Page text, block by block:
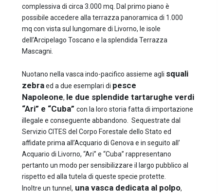
complessiva di circa 3.000 mq. Dal primo piano è
possibile accedere alla terrazza panoramica di 1.000
mq con vista sul lungomare di Livorno, le isole
dell’Arcipelago Toscano e la splendida Terrazza
Mascagni.
Nuotano nella vasca indo-pacifico assieme agli squali
zebraed a due esemplari di pesce
Napoleone, le due splendide tartarughe verdi
“Ari” e “Cuba” con la loro storia fatta di importazione
illegale e conseguente abbandono. Sequestrate dal
Servizio CITES del Corpo Forestale dello Stato ed
affidate prima all’Acquario di Genova e in seguito all’
Acquario di Livorno, “Ari” e “Cuba” rappresentano
pertanto un modo per sensibilizzare il largo pubblico al
rispetto ed alla tutela di queste specie protette.
Inoltre un tunnel, una vasca dedicata al polpo,